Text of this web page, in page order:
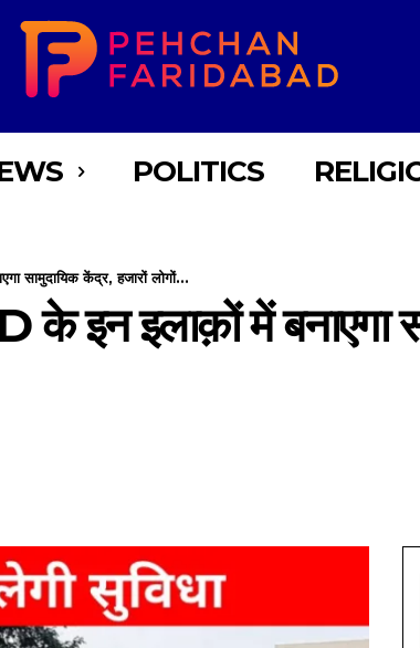
POLITICS
सामुदायिक केंद्र, हजारों लोगों...
इन इलाक़ों में बनाएगा